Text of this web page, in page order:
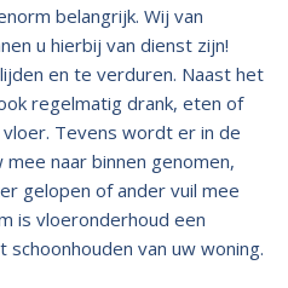
belangrijk. Wij van
u hierbij van dienst zijn!
en te verduren. Naast het
regelmatig drank, eten of
Tevens wordt er in de
naar binnen genomen,
gelopen of ander vuil mee
is vloeronderhoud een
van uw woning.